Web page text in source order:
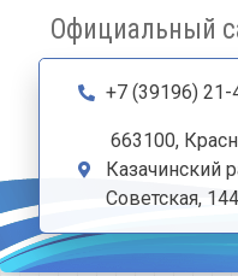
Официальный
+7 (39196) 21-
663100,
Казачинский
Советская, 144